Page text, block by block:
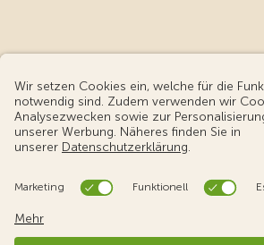
© Touring Club Schweiz
Benutzungsbedingungen -
Cookie-Einstellungen